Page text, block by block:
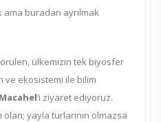
buradan ayrılmak
ülkemizin tek biyosfer
ve ekosistemi ile bilim
Macahel’i ziyaret ediyoruz.
olan; yayla turlarının olmazsa